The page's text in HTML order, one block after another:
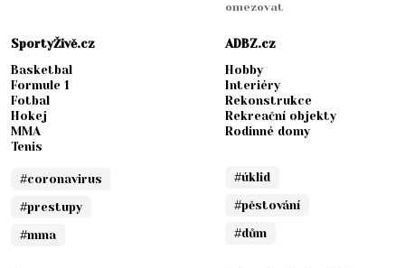
omezovat
SportyŽivě.cz
Basketbal
Formule 1
Fotbal
Hokej
MMA
Tenis
#coronavirus
#prestupy
#mma
ADBZ.cz
Hobby
Interiéry
Rekonstrukce
Rekreační objekty
Rodinné domy
#úklid
#pěstování
#dům